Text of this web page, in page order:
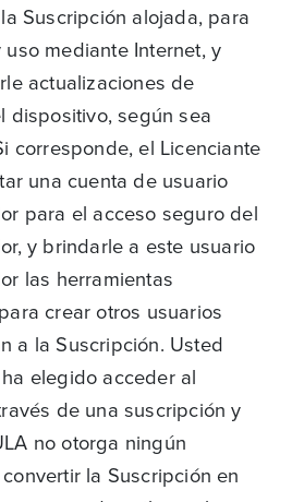
Suscripción alojada, para
mediante Internet, y
actualizaciones de
dispositivo, según sea
corresponde, el Licenciante
una cuenta de usuario
para el acceso seguro del
y brindarle a este usuario
las herramientas
crear otros usuarios
a la Suscripción. Usted
elegido acceder al
de una suscripción y
no otorga ningún
la Suscripción en